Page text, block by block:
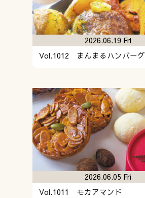
Vol.1012 まんまるハンバーグ
2026.06.19 Fri
Vol.1011 モカアマンド
2026.06.05 Fri